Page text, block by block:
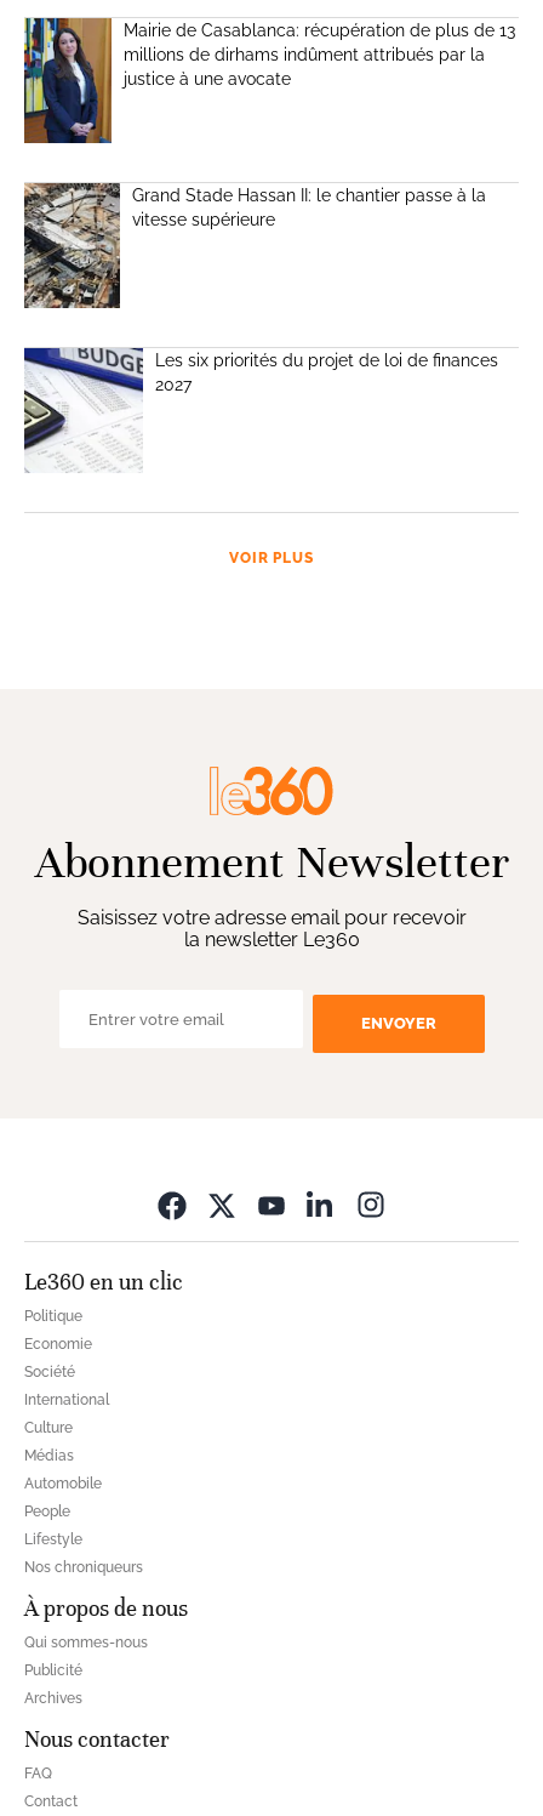
Mairie de Casablanca: récupération de plus de 13
millions de dirhams indûment attribués par la
justice à une avocate
Grand Stade Hassan II: le chantier passe à la
vitesse supérieure
Les six priorités du projet de loi de finances
2027
VOIR PLUS
Abonnement Newsletter
Saisissez votre adresse email pour recevoir
la newsletter Le360
ENVOYER
Le360 en un clic
Politique
Economie
Société
International
Culture
Médias
Automobile
People
Lifestyle
Nos chroniqueurs
À propos de nous
Qui sommes-nous
Publicité
Archives
Nous contacter
FAQ
Contact